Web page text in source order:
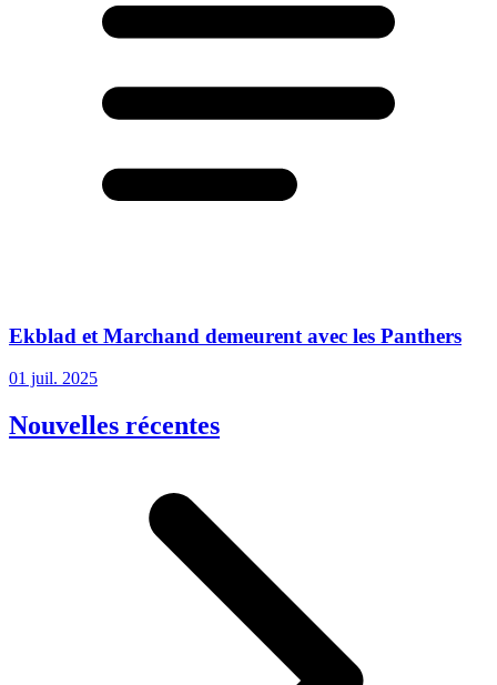
Ekblad et Marchand demeurent avec les Panthers
01 juil. 2025
Nouvelles récentes